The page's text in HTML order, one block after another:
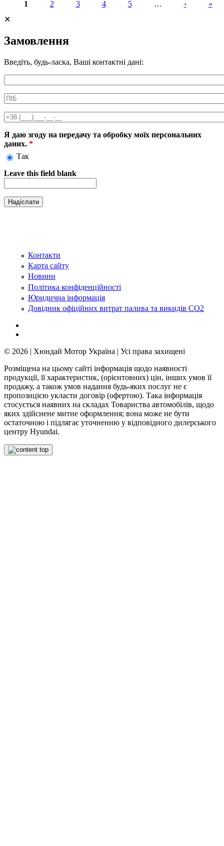
Сторінки
1 2 3 4 5 … ›
»
✕
Замовлення
Введіть, будь-ласка, Ваші контактні дані:
ПІБ
Телефон
Я даю згоду на передачу та обробку моїх персональних
даних. *
Так
Leave this field blank
Контакти
Карта сайту
Новини
Політика конфіденційності
Юридична інформація
Довідник офіційних витрат палива та викидів СО2
© 2026 | Хюндай Мотор Україна | Усі права захищені
Розміщена на цьому сайті інформація щодо наявності
продукції, її характеристик, (орієнтовних) цін, інших умов її
продажу, а також умов надання будь-яких послуг не є
пропозицією укласти договір (офертою). Така інформація
стосується наявних на складах Товариства автомобілів, щодо
яких здійснене митне оформлення; вона може не бути
остаточною і підлягає уточненню у відповідного дилерського
центру Hyundai.